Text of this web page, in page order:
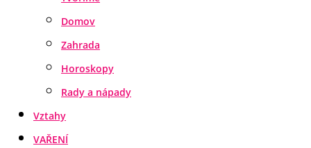
Domov
Zahrada
Horoskopy
Rady a nápady
Vztahy
VAŘENÍ